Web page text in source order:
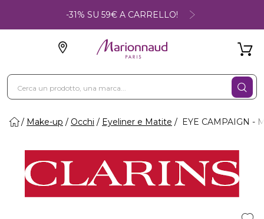
-31% SU 59€ A CARRELLO!
Make-up Occhi Eyeliner e Matite EYE CAMPAIGN -